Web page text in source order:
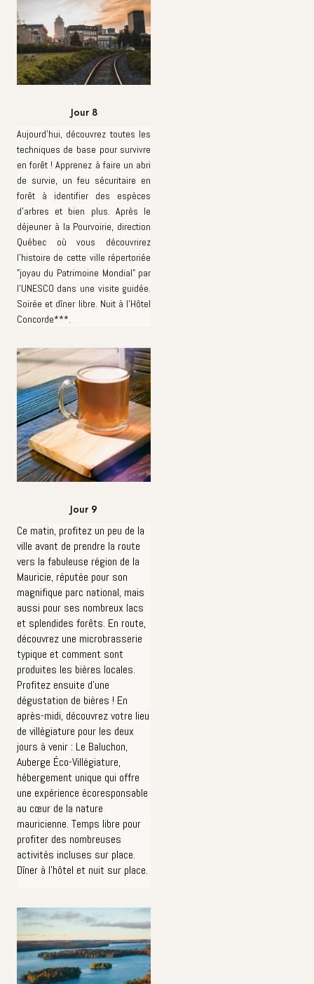
Jour 8
Aujourd'hui, découvrez toutes les
techniques de base pour survivre
en forêt ! Apprenez à faire un abri
de survie, un feu sécuritaire en
forêt à identifier des espèces
d'arbres et bien plus. Après le
déjeuner à la Pourvoirie, direction
Québec où vous découvrirez
l'histoire de cette ville répertoriée
"joyau du Patrimoine Mondial" par
l'UNESCO dans une visite guidée.
Soirée et dîner libre. Nuit à l'Hôtel
Concorde***.
Jour 9
Ce matin, profitez un peu de la
ville avant de prendre la route
vers la fabuleuse région de la
Mauricie, réputée pour son
magnifique parc national, mais
aussi pour ses nombreux lacs
et splendides forêts. En route,
découvrez une microbrasserie
typique et comment sont
produites les bières locales.
Profitez ensuite d'une
dégustation de bières ! En
après-midi, découvrez votre lieu
de villégiature pour les deux
jours à venir : Le Baluchon,
Auberge Éco-Villégiature,
hébergement unique qui offre
une expérience écoresponsable
au cœur de la nature
mauricienne. Temps libre pour
profiter des nombreuses
activités incluses sur place.
Dîner à l'hôtel et nuit sur place.